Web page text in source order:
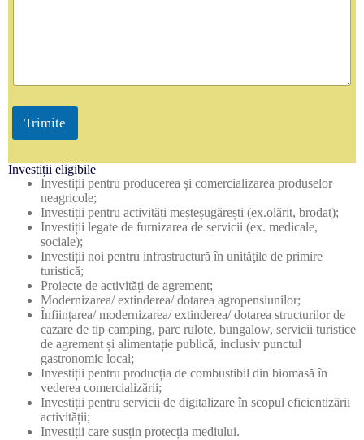
Trimite
Investiții eligibile
Investiții pentru producerea și comercializarea produselor
neagricole;
Investiții pentru activități meșteșugărești (ex.olărit, brodat);
Investiții legate de furnizarea de servicii (ex. medicale,
sociale);
Investiții noi pentru infrastructură în unităţile de primire
turistică;
Proiecte de activități de agrement;
Modernizarea/ extinderea/ dotarea agropensiunilor;
Înființarea/ modernizarea/ extinderea/ dotarea structurilor de
cazare de tip camping, parc rulote, bungalow, servicii turistice
de agrement și alimentație publică, inclusiv punctul
gastronomic local;
Investiții pentru producția de combustibil din biomasă în
vederea comercializării;
Investiții pentru servicii de digitalizare în scopul eficientizării
activității;
Investiții care susțin protecția mediului.